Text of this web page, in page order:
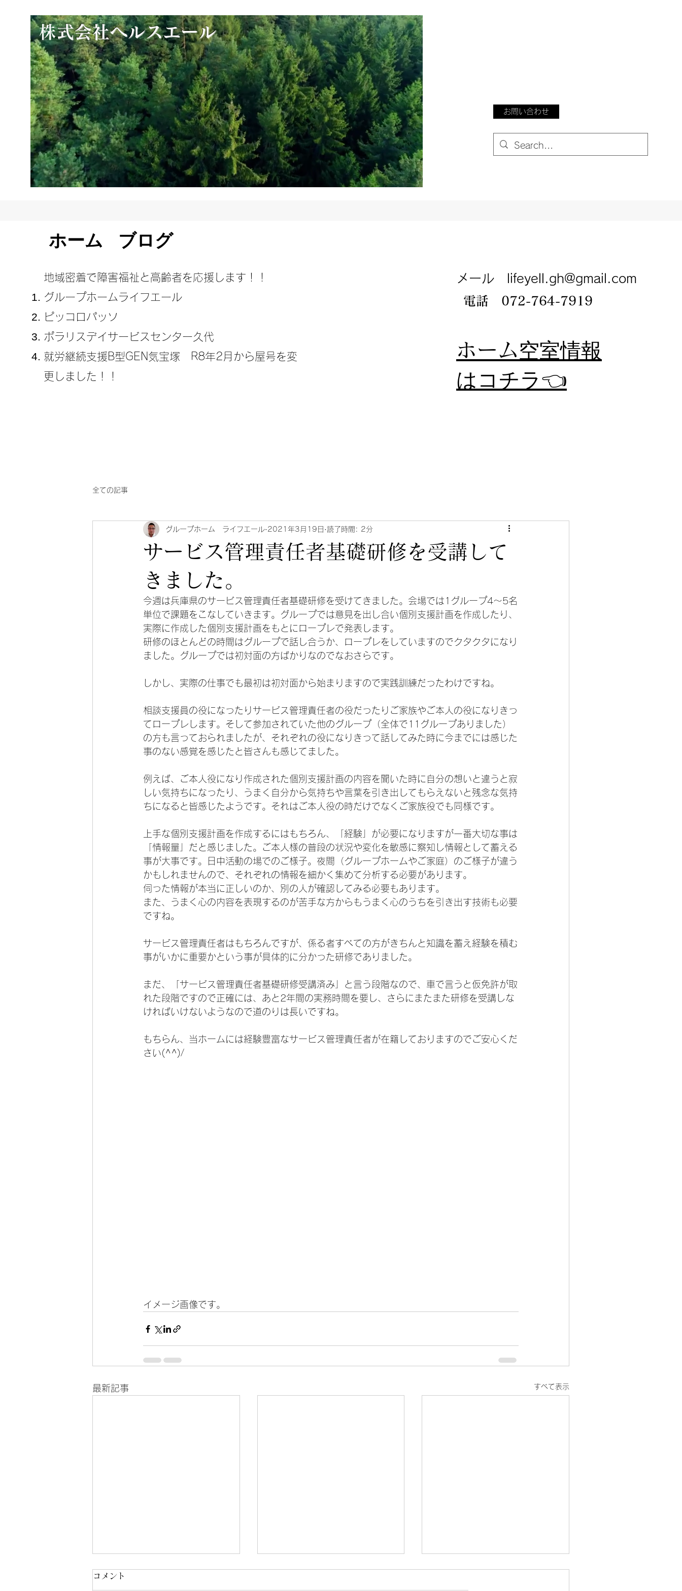
​株式会社ヘルスエール
お問い合わせ
ホーム ブログ
地域密着で障害福祉と高齢者を応援します！！
グループホームライフエール
ピッコロパッソ
ポラリスデイサービスセンター久代
​就労継続支援B型GEN気宝塚 R8年2月から屋号を変
更しました！！
メール
lifeyell.gh@gmail.com
電話 072-764-7919
​ホーム空室情報
​はコチラ👈
全ての記事
サービス管理責任者基礎研修を受講して
きました。
グループホーム ライフエール 2021年3月19日 読了時間: 2分
今週は兵庫県のサービス管理責任者基礎研修を受けてきました。会場では1グループ4～5名
単位で課題をこなしていきます。グループでは意見を出し合い個別支援計画を作成したり、
実際に作成した個別支援計画をもとにロープレで発表します。
研修のほとんどの時間はグループで話し合うか、ロープレをしていますのでクタクタになり
ました。グループでは初対面の方ばかりなのでなおさらです。
しかし、実際の仕事でも最初は初対面から始まりますので実践訓練だったわけですね。
相談支援員の役になったりサービス管理責任者の役だったりご家族やご本人の役になりきっ
てロープレします。そして参加されていた他のグループ（全体で11グループありました）
の方も言っておられましたが、それぞれの役になりきって話してみた時に今までには感じた
事のない感覚を感じたと皆さんも感じてました。
例えば、ご本人役になり作成された個別支援計画の内容を聞いた時に自分の想いと違うと寂
しい気持ちになったり、うまく自分から気持ちや言葉を引き出してもらえないと残念な気持
ちになると皆感じたようです。それはご本人役の時だけでなくご家族役でも同様です。
上手な個別支援計画を作成するにはもちろん、「経験」が必要になりますが一番大切な事は
「情報量」だと感じました。ご本人様の普段の状況や変化を敏感に察知し情報として蓄える
事が大事です。日中活動の場でのご様子。夜間（グループホームやご家庭）のご様子が違う
かもしれませんので、それぞれの情報を細かく集めて分析する必要があります。
伺った情報が本当に正しいのか、別の人が確認してみる必要もあります。
また、うまく心の内容を表現するのが苦手な方からもうまく心のうちを引き出す技術も必要
ですね。
サービス管理責任者はもちろんですが、係る者すべての方がきちんと知識を蓄え経験を積む
事がいかに重要かという事が具体的に分かった研修でありました。
まだ、「サービス管理責任者基礎研修受講済み」と言う段階なので、車で言うと仮免許が取
れた段階ですので正確には、あと2年間の実務時間を要し、さらにまたまた研修を受講しな
ければいけないようなので道のりは長いですね。
もちらん、当ホームには経験豊富なサービス管理責任者が在籍しておりますのでご安心くだ
さい(^^)/
イメージ画像です。
最新記事 すべて表示
コメント